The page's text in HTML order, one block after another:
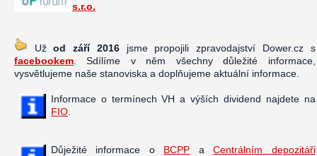
s.r.o.
Užod září 2016jsme propojili zpravodajství Dower.cz s
facebookem . Sdílíme v něm všechny důležité informace,
vysvětlujeme naše stanoviska a doplňujeme aktuální informace.
Informace o termínech VH a výších dividend najdete na
FIO
Důježité informace o BCPP aCentrálním depozitáři